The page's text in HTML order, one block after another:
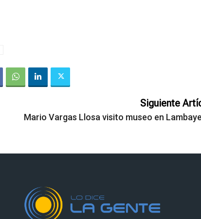
Siguiente
Mario Vargas Llosa visito museo en